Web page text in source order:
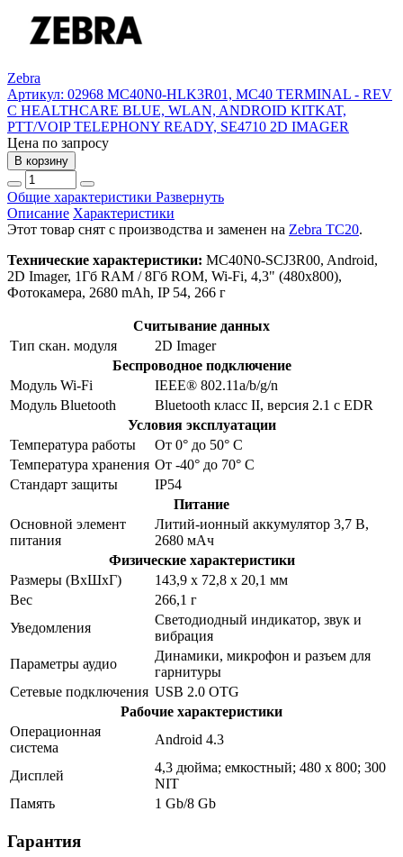
Zebra
Артикул: 02968 MC40N0-HLK3R01, MC40 TERMINAL - REV
C HEALTHCARE BLUE, WLAN, ANDROID KITKAT,
PTT/VOIP TELEPHONY READY, SE4710 2D IMAGER
Цена по запросу
В корзину
Общие характеристики Развернуть
Описание Характеристики
Этот товар снят с производства и заменен на Zebra TC20.
Технические характеристики: MC40N0-SCJ3R00, Android,
2D Imager, 1Гб RAM / 8Гб ROM, Wi-Fi, 4,3" (480x800),
Фотокамера, 2680 mAh, IP 54, 266 г
Считывание данных
Тип скан. модуля
2D Imager
Беспроводное подключение
Модуль Wi-Fi
IEEE® 802.11a/b/g/n
Модуль Bluetooth
Bluetooth класс II, версия 2.1 с EDR
Условия эксплуатации
Температура работы
От 0° до 50° C
Температура хранения От -40° до 70° C
Стандарт защиты
IP54
Питание
Основной элемент
питания
Литий-ионный аккумулятор 3,7 В,
2680 мАч
Физические характеристики
Размеры (ВхШхГ)
143,9 x 72,8 x 20,1 мм
Вес
266,1 г
Уведомления
Светодиодный индикатор, звук и
вибрация
Параметры аудио
Динамики, микрофон и разъем для
гарнитуры
Сетевые подключения USB 2.0 OTG
Рабочие характеристики
Операционная
система
Android 4.3
Дисплей
4,3 дюйма; емкостный; 480 x 800; 300
NIT
Память
1 Gb/8 Gb
Гарантия